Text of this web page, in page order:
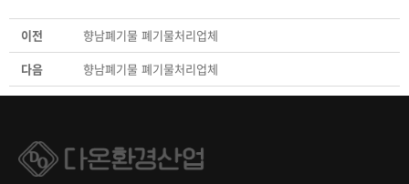
이전 향남폐기물 폐기물처리업체
다음 향남폐기물 폐기물처리업체